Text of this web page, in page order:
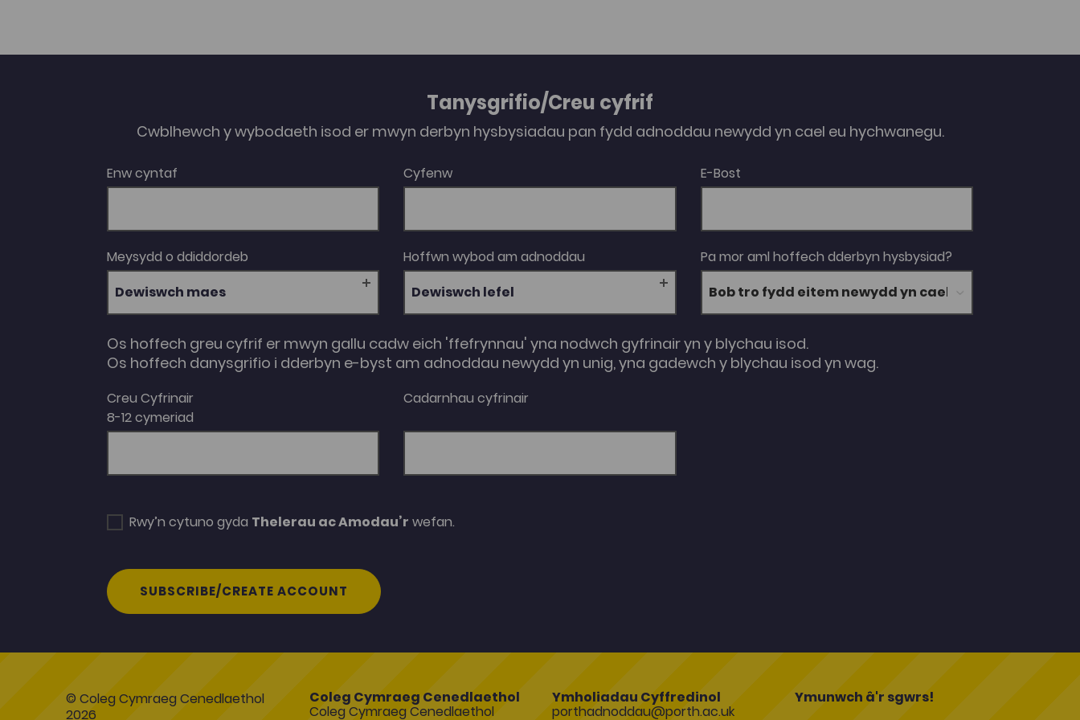
Tanysgrifio/Creu cyfrif
Cwblhewch y wybodaeth isod er mwyn derbyn hysbysiadau pan fydd adnoddau newydd yn cael eu hychwanegu.
Enw cyntaf Cyfenw E-Bost
Meysydd o ddiddordeb
Dewiswch maes
Hoffwn wybod am adnoddau
Dewiswch lefel
Pa mor aml hoffech dderbyn hysbysiad?
Os hoffech greu cyfrif er mwyn gallu cadw eich 'ffefrynnau' yna nodwch gyfrinair yn y blychau isod.
Os hoffech danysgrifio i dderbyn e-byst am adnoddau newydd yn unig, yna gadewch y blychau isod yn wag.
Creu Cyfrinair
8-12 cymeriad
Cadarnhau cyfrinair
Rwy’n cytuno gyda Thelerau ac Amodau’r wefan.
SUBSCRIBE/CREATE ACCOUNT
© Coleg Cymraeg Cenedlaethol
2026
Coleg Cymraeg Cenedlaethol
Coleg Cymraeg Cenedlaethol
Ymholiadau Cyffredinol
porthadnoddau@porth.ac.uk
Ymunwch â'r sgwrs!